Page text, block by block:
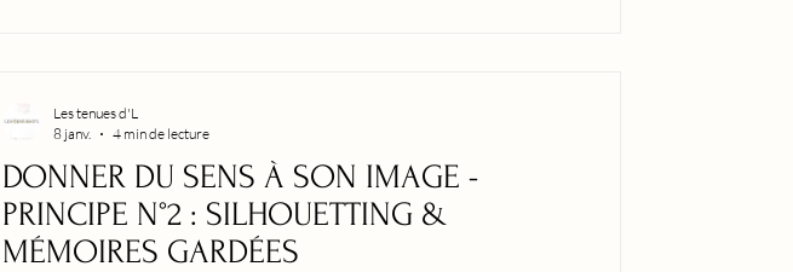
DONNER DU SENS À SON IMAGE -
PRINCIPE N°2 : SILHOUETTING &
MÉMOIRES GARDÉES
Les tenues d'L
8 janv.
4 min de lecture